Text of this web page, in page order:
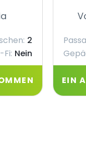
2
Fi: Nein
EIN